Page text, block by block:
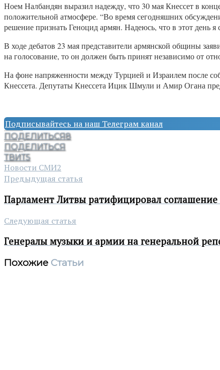
Ноем Налбандян выразил надежду, что 30 мая Кнессет в
положительной атмосфере. “Во время сегодняшних
решение признать Геноцид армян. Надеюсь, что в этот день
В ходе дебатов 23 мая представители армянской общины
на голосование, то он должен быть принят независимо от
На фоне напряженности между Турцией и Израилем после
Кнессета. Депутаты Кнессета Ицик Шмули и Амир Огана
Подписывайтесь на наш Телеграм канал
ПОДЕЛИТЬСЯ8
ПОДЕЛИТЬСЯ
ТВИТ5
Новости СМИ2
Предыдущая статья
Парламент Литвы ратифицировал
Следующая статья
Генералы музыки и армии на генеральной
Похожие Статьи